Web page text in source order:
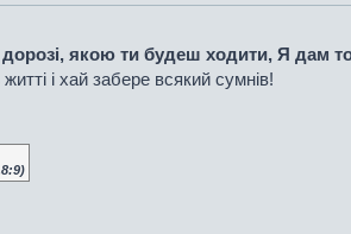
якою ти будеш ходити, Я дам
і хай забере всякий сумнів!